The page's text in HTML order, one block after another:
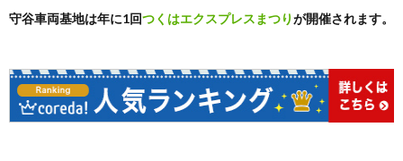
守谷車両基地は年に1回つくはエクスプレスまつりが開催されます。